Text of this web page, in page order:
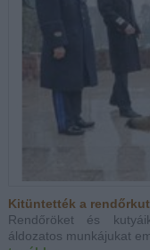
Kitüntették a
Rendőröket és
áldozatos munkájukat